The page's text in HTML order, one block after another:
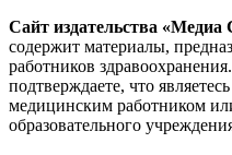
Сайт издательства «Медиа
содержит материалы,
работников
подтверждаете, что
медицинским работником
образовательного